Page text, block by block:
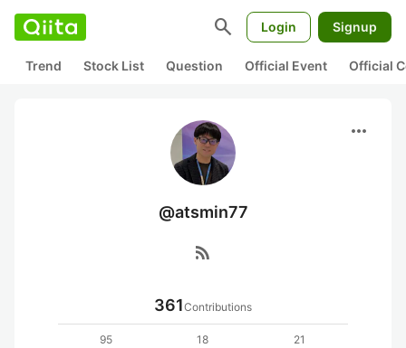
search Login Signup
Trend Stock List Question Official Event Official
more_horiz
@atsmin77
rss_feed
361Contributions
95
18
21